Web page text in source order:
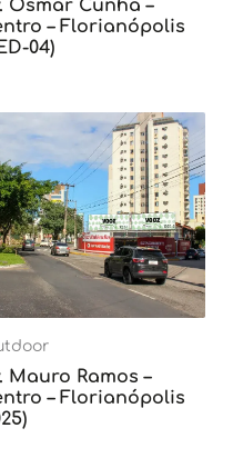
Osmar Cunha –
– Florianópolis
04)
Mauro Ramos –
– Florianópolis